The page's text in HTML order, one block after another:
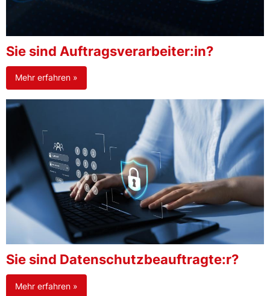
Sie sind Auftragsverarbeiter:in?
Mehr erfahren »
Sie sind Datenschutzbeauftragte:r?
Mehr erfahren »